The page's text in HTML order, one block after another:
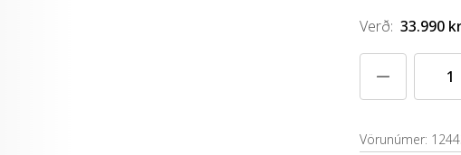
Verð: 33.990
Vörunúmer: